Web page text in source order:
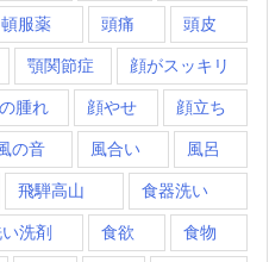
頓服薬 頭痛 頭皮
顎関節症 顔がスッキリ
腫れ 顔やせ 顔立ち
の音 風合い 風呂
飛騨高山 食器洗い
洗剤 食欲 食物